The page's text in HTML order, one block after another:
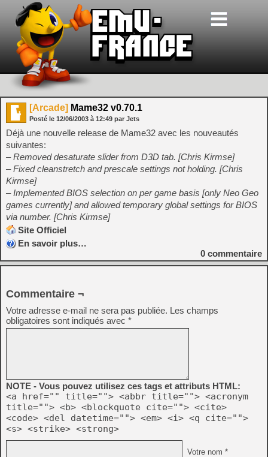
[Arcade] Mame32 v0.70.1
Posté le 12/06/2003 à 12:49 par Jets
Déjà une nouvelle release de Mame32 avec les nouveautés
suivantes:
– Removed desaturate slider from D3D tab. [Chris Kirmse]
– Fixed cleanstretch and prescale settings not holding. [Chris
Kirmse]
– Implemented BIOS selection on per game basis [only Neo Geo
games currently] and allowed temporary global settings for BIOS
via number. [Chris Kirmse]
Site Officiel
En savoir plus…
0 commentaire
Commentaire ¬
Votre adresse e-mail ne sera pas publiée. Les champs
obligatoires sont indiqués avec *
NOTE - Vous pouvez utilisez ces tags et attributs HTML:
<a href="" title=""> <abbr title=""> <acronym
title=""> <b> <blockquote cite=""> <cite>
<code> <del datetime=""> <em> <i> <q cite="">
<s> <strike> <strong>
Votre nom *